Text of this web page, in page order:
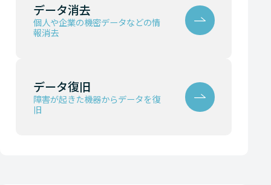
データ消去
個人や企業の機密データなどの情
報消去
データ復旧
障害が起きた機器からデータを復
旧